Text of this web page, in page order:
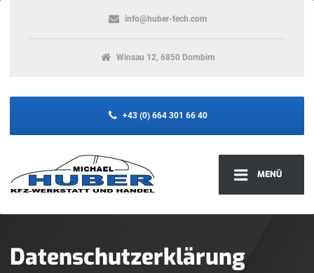
MENÜ
info@huber-tech.com
Winsau 12, 6850 Dornbirn
+43 (0) 664 301 66 40
Datenschutzerklärung